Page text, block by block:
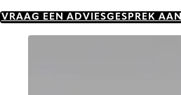
VRAAG EEN ADVIESGESPREK AAN
Go to item 0